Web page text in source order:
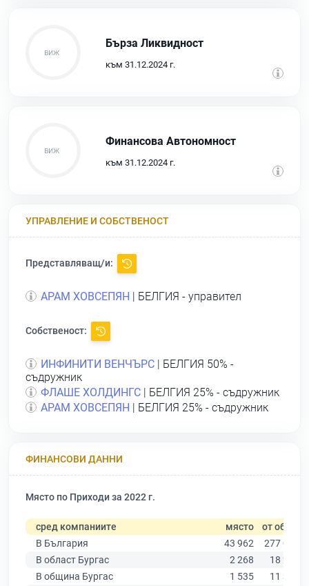
Бърза Ликвидност
към 31.12.2024 г.
Финансова Автономност
към 31.12.2024 г.
УПРАВЛЕНИЕ И СОБСТВЕНОСТ
Представляващ/и:
АРАМ ХОВСЕПЯН | БЕЛГИЯ - управител
Собственост:
ИНФИНИТИ ВЕНЧЪРС | БЕЛГИЯ 50% -
съдружник
ФЛАШЕ ХОЛДИНГС | БЕЛГИЯ 25% - съдружник
АРАМ ХОВСЕПЯН
| БЕЛГИЯ 25% - съдружник
ФИНАНСОВИ ДАННИ
Място по Приходи за 2022 г.
сред компаниите място от общо
В България
43 962
277 019
В област Бургас
2 268
18 275
В община Бургас
1 535
11 315